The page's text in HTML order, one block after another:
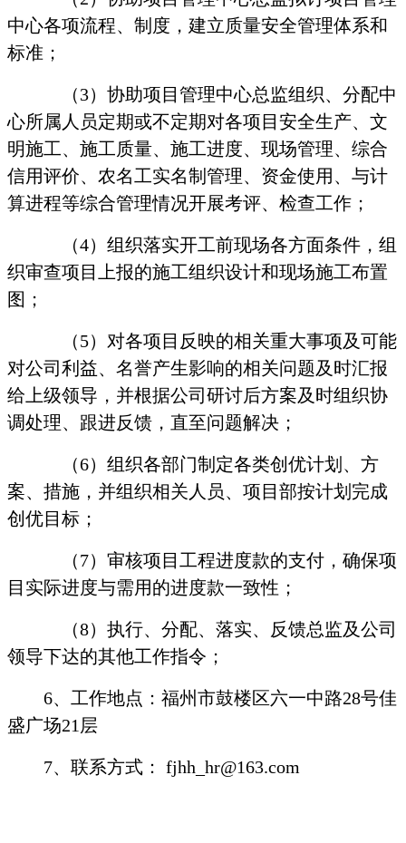
中心各项流程、制度，建立质量安全管理体系和
标准；
（3）协助项目管理中心总监组织、分配中
心所属人员定期或不定期对各项目安全生产、文
明施工、施工质量、施工进度、现场管理、综合
信用评价、农名工实名制管理、资金使用、与计
算进程等综合管理情况开展考评、检查工作；
（4）组织落实开工前现场各方面条件，组
织审查项目上报的施工组织设计和现场施工布置
图；
（5）对各项目反映的相关重大事项及可能
对公司利益、名誉产生影响的相关问题及时汇报
给上级领导，并根据公司研讨后方案及时组织协
调处理、跟进反馈，直至问题解决；
（6）组织各部门制定各类创优计划、方
案、措施，并组织相关人员、项目部按计划完成
创优目标；
（7）审核项目工程进度款的支付，确保项
目实际进度与需用的进度款一致性；
（8）执行、分配、落实、反馈总监及公司
领导下达的其他工作指令；
6、工作地点：福州市鼓楼区六一中路28号佳
盛广场21 层
7、联系方式： fjhh_hr@163.com